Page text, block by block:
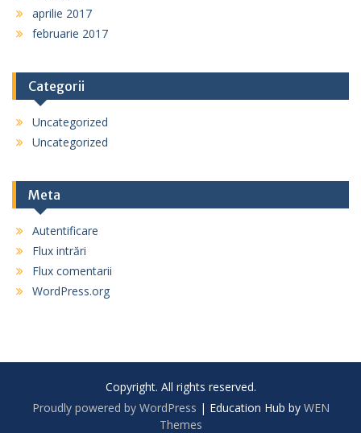
aprilie 2017
februarie 2017
Categorii
Uncategorized
Uncategorized
Meta
Autentificare
Flux intrări
Flux comentarii
WordPress.org
Copyright. All rights reserved.
Proudly powered by WordPress | Education Hub by WEN
Themes